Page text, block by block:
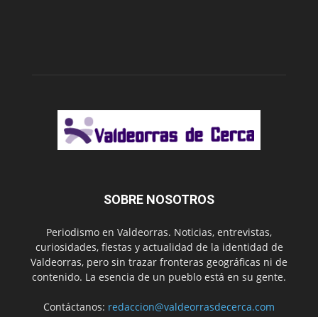
SOBRE NOSOTROS
Periodismo en Valdeorras. Noticias, entrevistas,
curiosidades, fiestas y actualidad de la identidad de
Valdeorras, pero sin trazar fronteras geográficas ni de
contenido. La esencia de un pueblo está en su gente.
Contáctanos: redaccion@valdeorrasdecerca.com